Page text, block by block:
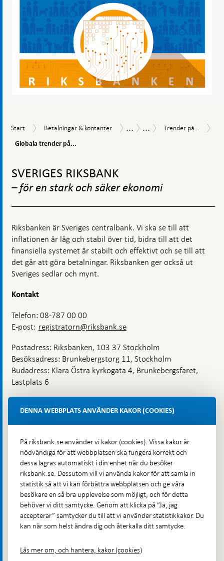
Start
Start
Betalningar
kontanter
Betalningar & kontanter Betalningsrapport
...
Betalningsrapport
...
Trender
Trender på...
Globala trender på...
toppnavigation
SVERIGES RIKSBANK
– för en stark och säker ekonomi
Riksbanken är Sveriges centralbank. Vi ska se till att
inflationen är låg och stabil över tid, bidra till att det
finansiella systemet är stabilt och effektivt och se till att
det går att göra betalningar. Riksbanken ger också ut
Sveriges sedlar och mynt.
Kontakt
Telefon: 08-787 00 00
E-post: registratorn@riksbank.se
Postadress: Riksbanken, 103 37 Stockholm
Besöksadress: Brunkebergstorg 11, Stockholm
Budadress: Klara Östra kyrkogata 4, Brunkebergsfaret,
Lastplats 6
Frågor och svar-
Öppnas
i
ny
flik
Till Riksbankens webbarkiv-
Öppnas
i
ny
flik
Presskontakt
Integritetspolicy
Tillgänglighetsredogörelse
Prenumerera på utskick
Visselblåsning
DENNA WEBBPLATS ANVÄNDER KAKOR (COOKIES)
På riksbank.se använder vi kakor (cookies). Vissa kakor är
nödvändiga för att webbplatsen ska fungera korrekt och
dessa lagras automatiskt i din enhet när du besöker
riksbank.se. Dessutom vill vi använda kakor för att samla in
statistik så att vi kan förbättra webbplatsen och ge våra
besökare en så bra upplevelse som möjligt, och för detta
behöver vi ditt samtycke. Genom att klicka på ”Ja, jag
accepterar” samtycker du till att vi använder statistikkakor. Du
kan när som helst ändra dig och återkalla ditt samtycke.
Läs mer om, och hantera, kakor (cookies)